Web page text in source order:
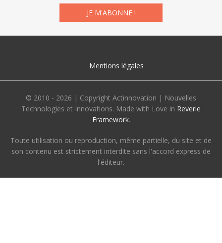
Mentions légales
© 2010 - 2026 | Copyright Actinnovation | Nouvelles
Technologies et Innovations. Made with Love in Reverie
Framework.
Toute utilisation ou reproduction, même partielle, du site et de
son contenu est strictement interdite sans l'accord express de
l'éditeur.